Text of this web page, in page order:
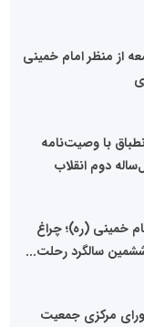
از منظر امام خمینی
با وصیت‌نامه
دوم انقلاب
خمینی (ره)؛ چراغ
سالگرد رحلت...
مرکزی جمعیت